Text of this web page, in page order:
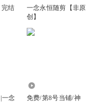
297
完结
一念永恒随剪【非原
创】
一念
免费/第8号当铺/神